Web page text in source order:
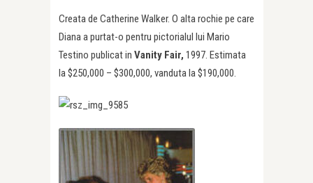
Creata de Catherine Walker. O alta rochie pe care
Diana a purtat-o pentru pictorialul lui Mario
Testino publicat in Vanity Fair, 1997. Estimata
la $250,000 – $300,000, vanduta la $190,000.